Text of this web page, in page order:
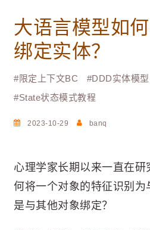
大语言模型如
绑定实体？
#限定上下文BC #DDD实体模型
#State状态模式教程
2023-10-29 banq
心理学家长期以来一直在研
何将一个对象的特征识别为
是与其他对象绑定？